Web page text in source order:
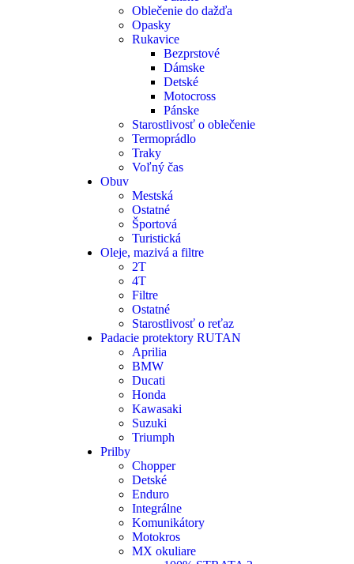
Oblečenie do dažďa
Opasky
Rukavice
Bezprstové
Dámske
Detské
Motocross
Pánske
Starostlivosť o oblečenie
Termoprádlo
Traky
Voľný čas
Obuv
Mestská
Ostatné
Športová
Turistická
Oleje, mazivá a filtre
2T
4T
Filtre
Ostatné
Starostlivosť o reťaz
Padacie protektory RUTAN
Aprilia
BMW
Ducati
Honda
Kawasaki
Suzuki
Triumph
Prilby
Chopper
Detské
Enduro
Integrálne
Komunikátory
Motokros
MX okuliare